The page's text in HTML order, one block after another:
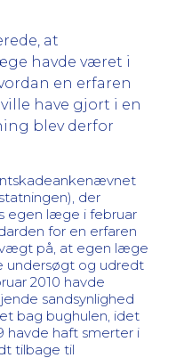
at
havde været i
en erfaren
have gjort i en
blev derfor
der
egen læge i februar
for en erfaren
på, at egen læge
undersøgt og udredt
2010 havde
sandsynlighed
bag bughulen, idet
havde haft smerter i
tilbage til